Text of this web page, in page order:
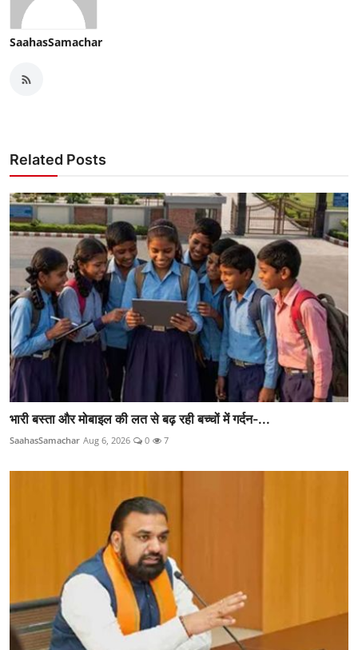
SaahasSamachar
Related Posts
भारी बस्ता और मोबाइल की लत से बढ़ रही बच्चों में गर्दन-...
SaahasSamachar Aug 6, 2026 0 7